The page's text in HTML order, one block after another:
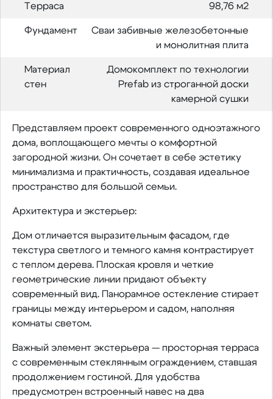
Терраса 98,76 м2
Фундамент
Сваи забивные железобетонные
и монолитная плита
Материал
стен
Домокомплект по технологии
Prefab из строганной доски
камерной сушки
Представляем проект современного одноэтажного
дома, воплощающего мечты о комфортной
загородной жизни. Он сочетает в себе эстетику
минимализма и практичность, создавая идеальное
пространство для большой семьи.
Архитектура и экстерьер:
Дом отличается выразительным фасадом, где
текстура светлого и темного камня контрастирует
с теплом дерева. Плоская кровля и четкие
геометрические линии придают объекту
современный вид. Панорамное остекление стирает
границы между интерьером и садом, наполняя
комнаты светом.
Важный элемент экстерьера — просторная терраса
с современным стеклянным ограждением, ставшая
продолжением гостиной. Для удобства
предусмотрен встроенный навес на два